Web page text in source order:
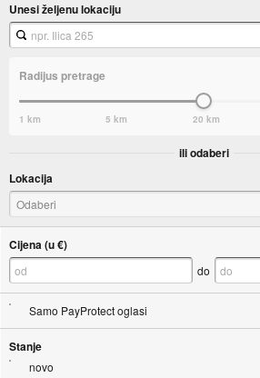
Unesi željenu lokaciju
Radijus pretrage
1 km 5 km 20 km
ili odaberi
Lokacija
Odaberi
Cijena (u €)
do
Samo PayProtect oglasi
Stanje
novo